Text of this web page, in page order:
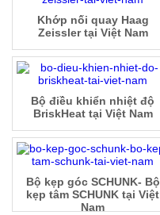
Khớp nối quay Haag
Zeissler tại Việt Nam
Bộ điều khiển nhiệt độ
BriskHeat tại Việt Nam
Bộ kẹp góc SCHUNK- Bộ
kẹp tâm SCHUNK tại Việt
Nam